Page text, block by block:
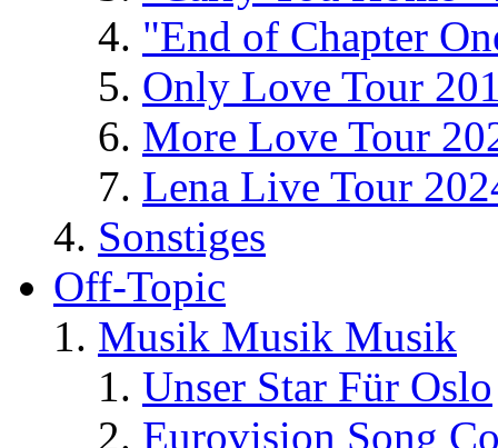
"End of Chapter
Only Love Tour
More Love Tour
Lena Live Tour
Sonstiges
Off-Topic
Musik Musik Musik
Unser Star Für Oslo
Eurovision Song